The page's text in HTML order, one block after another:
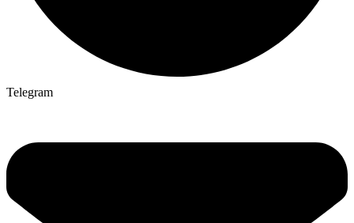
Telegram